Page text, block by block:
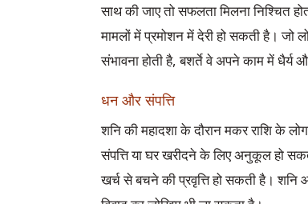
साथ की जाए तो सफलता मिलना निश्चित
मामलों में प्रमोशन में देरी हो सकती है। जो
संभावना होती है, बशर्ते वे अपने काम में धैर्य
धन और संपत्ति
शनि की महादशा के दौरान मकर राशि
संपत्ति या घर खरीदने के लिए अनुकूल हो
खर्च से बचने की प्रवृत्ति हो सकती है। शनि